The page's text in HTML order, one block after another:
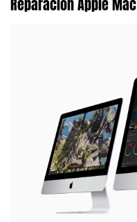
Reparación Apple Mac